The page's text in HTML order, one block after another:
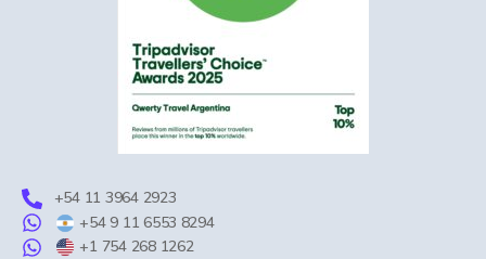
+54 11 3964 2923
+54 9 11 6553 8294
+1 754 268 1262